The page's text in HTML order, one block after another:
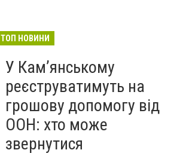
ТОП НОВИНИ
У Кам’янському
реєструватимуть на
грошову допомогу від
ООН: хто може
звернутися